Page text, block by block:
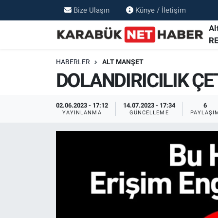
Bize Ulaşın Künye / İletişim
HABERLER ALT MANŞET
DOLANDIRICILIK
02.06.2023 - 17:12
YAYINLANMA
14.07.2023 - 17:34
GÜNCELLEME
6